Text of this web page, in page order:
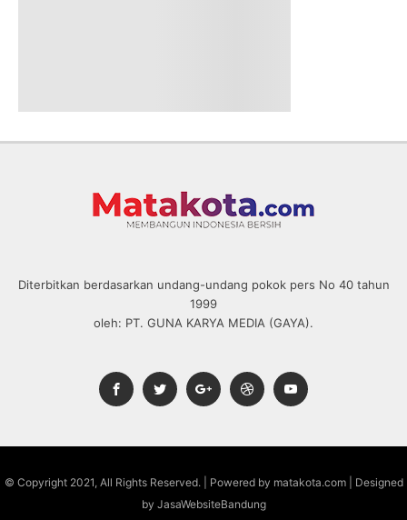
Diterbitkan berdasarkan undang-undang pokok pers No 40 tahun
1999
oleh: PT. GUNA KARYA MEDIA (GAYA).
© Copyright 2021, All Rights Reserved. | Powered by matakota.com | Designed
by JasaWebsiteBandung